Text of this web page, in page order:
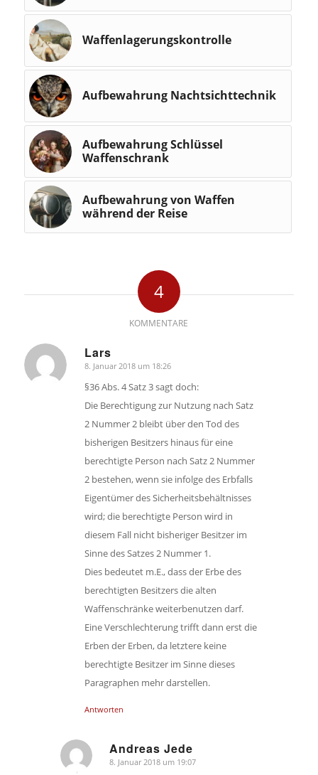
Waffenlagerungskontrolle
Aufbewahrung Nachtsichttechnik
Aufbewahrung Schlüssel
Waffenschrank
Aufbewahrung von Waffen
während der Reise
4
KOMMENTARE
Lars
sagte:
8. Januar 2018 um 18:26
§36 Abs. 4 Satz 3 sagt doch:
Die Berechtigung zur Nutzung nach Satz
2 Nummer 2 bleibt über den Tod des
bisherigen Besitzers hinaus für eine
berechtigte Person nach Satz 2 Nummer
2 bestehen, wenn sie infolge des Erbfalls
Eigentümer des Sicherheitsbehältnisses
wird; die berechtigte Person wird in
diesem Fall nicht bisheriger Besitzer im
Sinne des Satzes 2 Nummer 1.
Dies bedeutet m.E., dass der Erbe des
berechtigten Besitzers die alten
Waffenschränke weiterbenutzen darf.
Eine Verschlechterung trifft dann erst die
Erben der Erben, da letztere keine
berechtigte Besitzer im Sinne dieses
Paragraphen mehr darstellen.
Antworten
Andreas Jede
sagte:
8. Januar 2018 um 19:07